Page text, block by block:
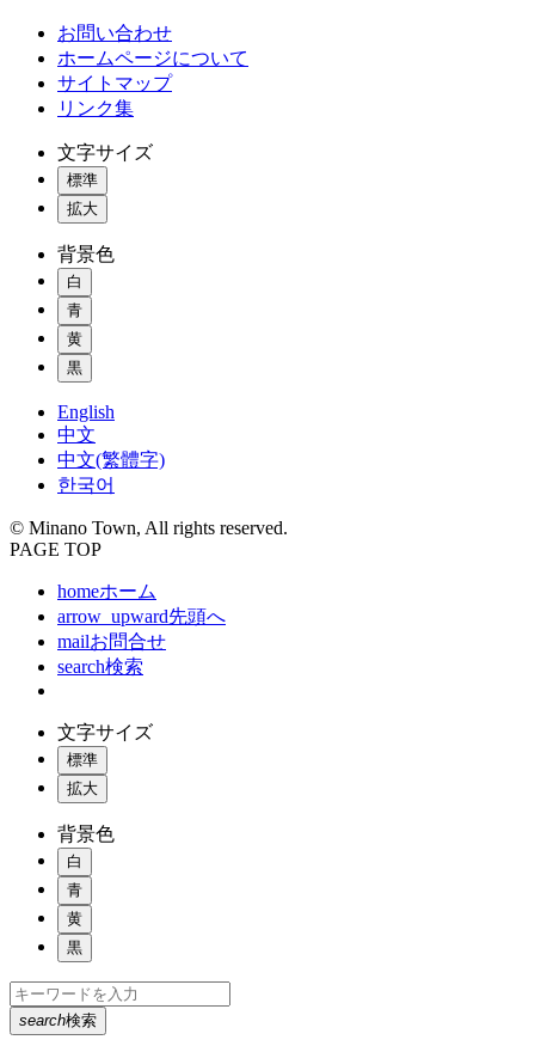
お問い合わせ
ホームページについて
サイトマップ
リンク集
文字サイズ
標準
拡大
背景色
白
青
黄
黒
English
中文
中文(繁體字)
한국어
© Minano Town, All rights reserved.
PAGE TOP
homeホーム
arrow_upward先頭へ
mailお問合せ
search検索
文字サイズ
標準
拡大
背景色
白
青
黄
黒
search検索